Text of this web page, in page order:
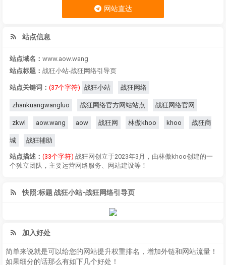
网站直达
站点信息
站点域名： www.aow.wang
站点标题： 战狂小站-战狂网络引导页
站点关键词： (37个字符) 战狂小站 战狂网络
zhankuangwangluo 战狂网络官方网站站点 战狂网络官网
zkwl aow.wang aow 战狂网 林傲khoo khoo 战狂商
城 战狂辅助
站点描述： (33个字符) 战狂网创立于2023年3月，由林傲khoo创建的一
个独立团队，主要运营网络服务、网站建设等！
快照:标题 战狂小站-战狂网络引导页
加入好处
简单来说就是可以给您的网站提升权重排名，增加外链和网站流量！
如果细分的话那么有如下几个好处！